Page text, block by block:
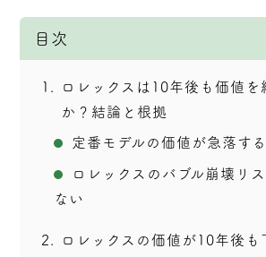
目次
1
ロレックスは10年後も価値を
か？結論と根拠
定番モデルの価値が急落す
ロレックスのバブル崩壊リ
ない
2
ロレックスの価値が10年後も